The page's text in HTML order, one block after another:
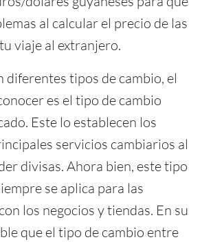
al calcular el precio de las
viaje al extranjero.
diferentes tipos de cambio, el
es el tipo de cambio
Este lo establecen los
servicios cambiarios al
divisas. Ahora bien, este tipo
se aplica para las
los negocios y tiendas. En su
que el tipo de cambio entre